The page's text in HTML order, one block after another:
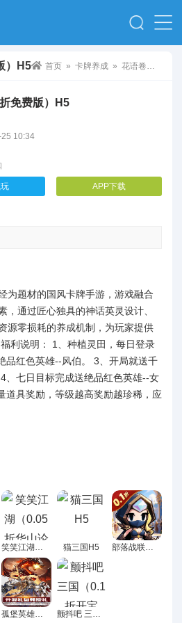
）H5 首页 » 卡牌养成 » 花语卷（3.5折免费版）H5
免费版）H5
10:34
APP下载
为题材的国风卡牌手游，游戏融合
，通过匠心独具的神话英灵设计、
源零损耗的养成机制，为玩家提供
利说明： 1、种植灵田，每日登录
品红色英雄--风伯。 3、开局就送千
、七日目标完成送绝品红色英雄--女
道具奖励，等级越高奖励越珍稀，应
猫三国H5
孤堡英雄（0.1折圣火女神暴爽开局）H5 颤抖吧 三国（0.1折开宝箱）H5